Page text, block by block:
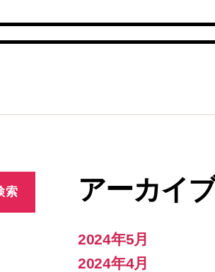
アーカイ
2024年5月
2024年4月